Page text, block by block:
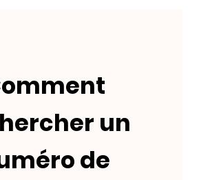
un
de